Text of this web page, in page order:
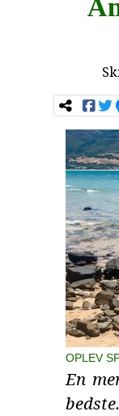
OPLEV
En
bedste.